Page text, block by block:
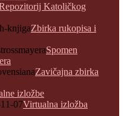
Katoličkog
Zbirka rukopisa i
Spomen
Zavičajna zbirka
izložbe
Virtualna izložba